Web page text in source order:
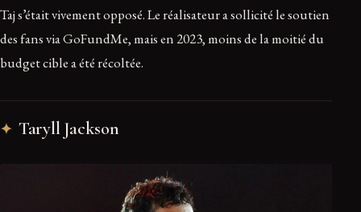
Taj s’était vivement opposé. Le réalisateur a sollicité le soutien
des fans via GoFundMe, mais en 2023, moins de la moitié du
budget cible a été récoltée.
Taryll Jackson